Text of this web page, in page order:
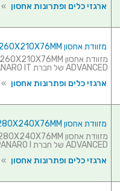
ארגזי כלים ופתרונות אחסון »
מזוודת אחסון 260X210X76MM - עם ריפוד פנימי - כחולה
ADVANCED של חברת PLASTICA PANARO IT...
ארגזי כלים ופתרונות אחסון »
מזוודת אחסון 280X240X76MM - ללא ריפוד פנימי - שחורה
ADVANCED של חברת PLASTICA PANARO I...
ארגזי כלים ופתרונות אחסון »